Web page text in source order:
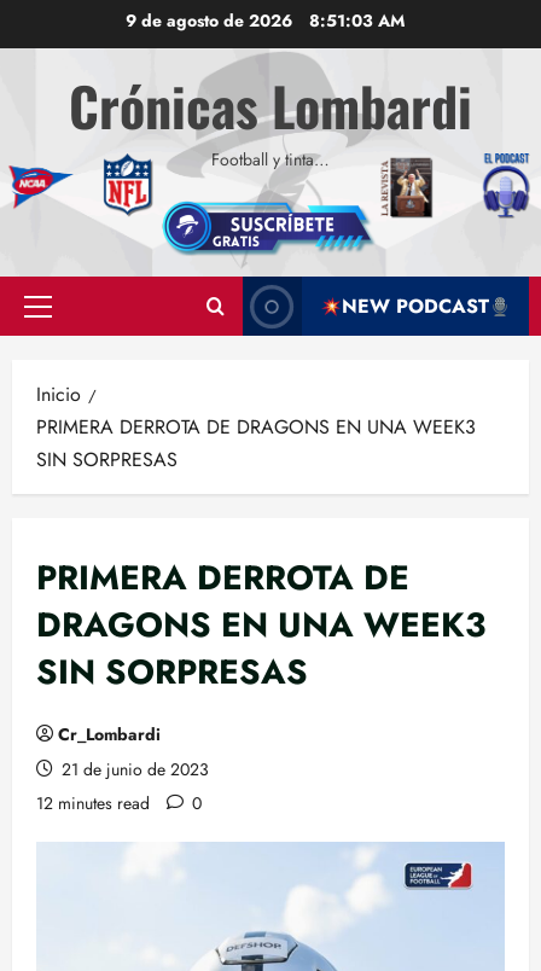
al
contenido
9 de agosto de 2026 8:51:05 AM
Crónicas Lombardi
Football y tinta…
Menú
NEW PODCAST
Inicio
PRIMERA DERROTA DE DRAGONS EN UNA WEEK3
SIN SORPRESAS
PRIMERA DERROTA DE
DRAGONS EN UNA WEEK3
SIN SORPRESAS
Cr_Lombardi
21 de junio de 2023
12 minutes read
0